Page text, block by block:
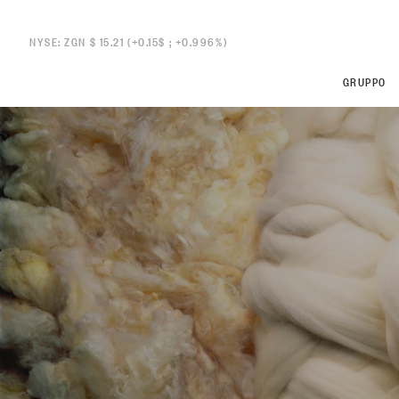
NYSE: ZGN $ 15.21 (+0.15$ ; +0.996%)
GRUPPO
Overview
ZEGNA Thom
Commitments
ZEGNA Thom